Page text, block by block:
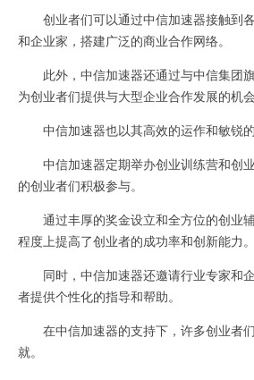
创业者们可以通过中信加速器接触到
和企业家，搭建广泛的商业合作网络。
此外，中信加速器还通过与中信集团旗
为创业者们提供与大型企业合作发展的机会
中信加速器也以其高效的运作和敏锐的
中信加速器定期举办创业训练营和创
的创业者们积极参与。
通过丰厚的奖金设立和全方位的创业
程度上提高了创业者的成功率和创新能力。
同时，中信加速器还邀请行业专家和
者提供个性化的指导和帮助。
在中信加速器的支持下，许多创业者
就。